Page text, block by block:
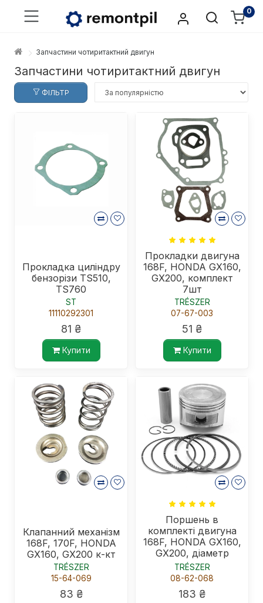
0
Запчастини чотиритактний двигун
Запчастини чотиритактний двигун
ФІЛЬТР
Прокладка циліндру
бензорізи TS510,
TS760
ST
11110292301
81 ₴
Купити
Прокладки двигуна
168F, HONDA GX160,
GX200, комплект
7шт
TRÉSZER
07-67-003
51 ₴
Купити
Клапанний механізм
168F, 170F, HONDA
GX160, GX200 к-кт
TRÉSZER
15-64-069
83 ₴
Поршень в
комплекті двигуна
168F, HONDA GX160,
GX200, діаметр
68мм, ремонтний
+0,25
TRÉSZER
08-62-068
183 ₴